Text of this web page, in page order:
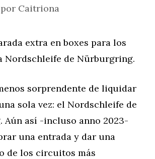
por Caitriona
extra en boxes para los
Nordschleife de Nürburgring.
sorprendente de liquidar
sola vez: el Nordschleife de
Aún así -incluso anno 2023-
una entrada y dar una
de los circuitos más